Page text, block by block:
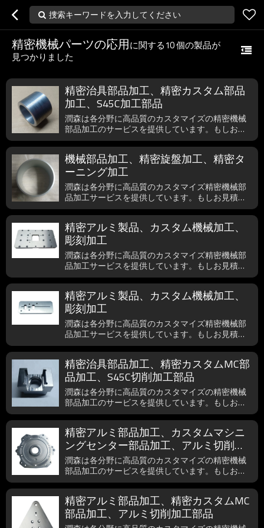
捜索キーワードを入力してください
精密機械パーツの応用に関する10個の製品が
見つかりました
精密治具部品加工、精密カスタム部品
加工、S45C加工部品
潤森は各分野に高品質のカスタマイズの精密機械
部品加工のサービスを提供しています。もしお見
積依頼図面でもメールでご添付頂けましたら、1時
間以内に返信可能です。もしご要望でしたら、い
つでもご遠慮無く、ご用命下さい。
機械部品加工、精密旋盤加工、精密タ
ーニング加工
潤森は各分野に高品質のカスタマイズ精密機械部
品加工サービスを提供しています。もしお見積依
頼などのご要望がございましたら、いつでもご遠
慮無く、dlrsjmjx_wx@163.comまでご連絡下さ
い。
精密アルミ製品、カスタム機械加工、
彫刻加工
潤森は各分野に高品質のカスタマイズ精密機械部
品加工サービスを提供しています。もしお見積依
頼などのご要望がございましたら、いつでもご遠
慮無く、dlrsjmjx_wx@163.comまでご連絡下さ
い。
精密アルミ製品、カスタム機械加工、
彫刻加工
潤森は各分野に高品質のカスタマイズ精密機械部
品加工サービスを提供しています。もしお見積依
頼などのご要望がございましたら、いつでもご遠
慮無く、dlrsjmjx_wx@163.comまでご連絡下さ
い。
精密治具部品加工、精密カスタムMC部
品加工、S45C切削加工部品
潤森は各分野に高品質のカスタマイズの精密機械
部品加工のサービスを提供しています。もしお見
積依頼図面でもメールでご添付頂けましたら、1時
間以内に返信可能です。もしご要望でしたら、い
つでもご遠慮無く、ご用命下さい。
精密アルミ部品加工、カスタムマシニ
ングセンター部品加工、アルミ切削加
工部品
潤森は各分野に高品質のカスタマイズの精密機械
部品加工のサービスを提供しています。もしお見
積依頼図面でもメールでご添付頂けましたら、1時
間以内に返信可能です。もしご要望でしたら、い
つでもご遠慮無く、ご用命下さい。
精密アルミ部品加工、精密カスタムMC
部品加工、アルミ切削加工部品